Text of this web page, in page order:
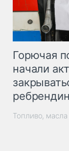
Горючая
начали
Топливо,